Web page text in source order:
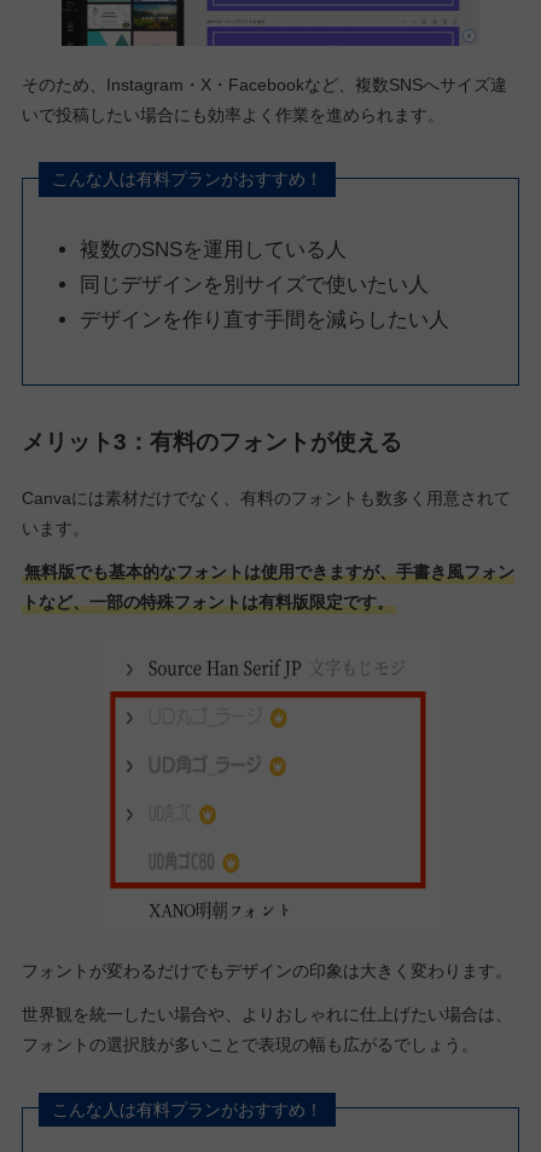
そのため、Instagram・X・Facebookなど、複数SNSへサイズ違
いで投稿したい場合にも効率よく作業を進められます。
こんな人は有料プランがおすすめ！
複数のSNSを運用している人
同じデザインを別サイズで使いたい人
デザインを作り直す手間を減らしたい人
メリット3：有料のフォントが使える
Canvaには素材だけでなく、有料のフォントも数多く用意されて
います。
無料版でも基本的なフォントは使用できますが、手書き風フォン
トなど、一部の特殊フォントは有料版限定です。
フォントが変わるだけでもデザインの印象は大きく変わります。
世界観を統一したい場合や、よりおしゃれに仕上げたい場合は、
フォントの選択肢が多いことで表現の幅も広がるでしょう。
こんな人は有料プランがおすすめ！